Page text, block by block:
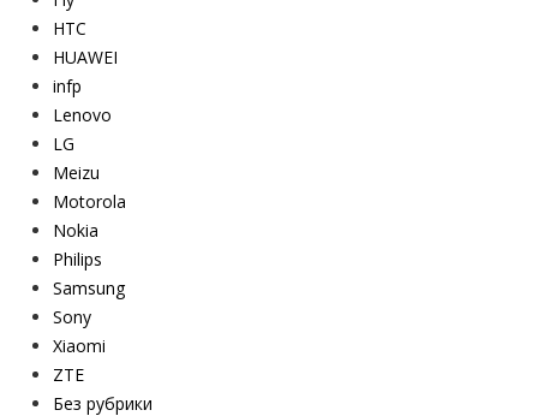
HTC
HUAWEI
infp
Lenovo
LG
Meizu
Motorola
Nokia
Philips
Samsung
Sony
Xiaomi
ZTE
Без рубрики